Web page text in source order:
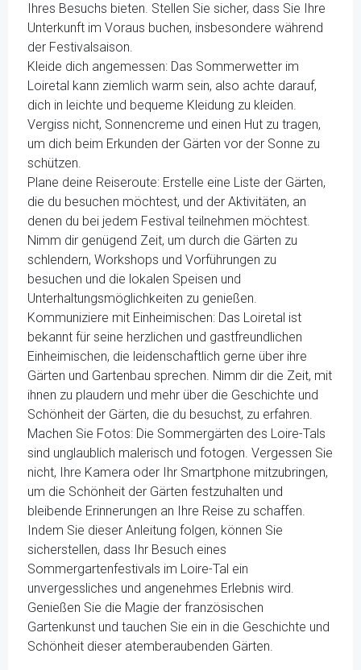
Ihres Besuchs bieten. Stellen Sie sicher, dass Sie Ihre
Unterkunft im Voraus buchen, insbesondere während
der Festivalsaison.
Kleide dich angemessen: Das Sommerwetter im
Loiretal kann ziemlich warm sein, also achte darauf,
dich in leichte und bequeme Kleidung zu kleiden.
Vergiss nicht, Sonnencreme und einen Hut zu tragen,
um dich beim Erkunden der Gärten vor der Sonne zu
schützen.
Plane deine Reiseroute: Erstelle eine Liste der Gärten,
die du besuchen möchtest, und der Aktivitäten, an
denen du bei jedem Festival teilnehmen möchtest.
Nimm dir genügend Zeit, um durch die Gärten zu
schlendern, Workshops und Vorführungen zu
besuchen und die lokalen Speisen und
Unterhaltungsmöglichkeiten zu genießen.
Kommuniziere mit Einheimischen: Das Loiretal ist
bekannt für seine herzlichen und gastfreundlichen
Einheimischen, die leidenschaftlich gerne über ihre
Gärten und Gartenbau sprechen. Nimm dir die Zeit, mit
ihnen zu plaudern und mehr über die Geschichte und
Schönheit der Gärten, die du besuchst, zu erfahren.
Machen Sie Fotos: Die Sommergärten des Loire-Tals
sind unglaublich malerisch und fotogen. Vergessen Sie
nicht, Ihre Kamera oder Ihr Smartphone mitzubringen,
um die Schönheit der Gärten festzuhalten und
bleibende Erinnerungen an Ihre Reise zu schaffen.
Indem Sie dieser Anleitung folgen, können Sie
sicherstellen, dass Ihr Besuch eines
Sommergartenfestivals im Loire-Tal ein
unvergessliches und angenehmes Erlebnis wird.
Genießen Sie die Magie der französischen
Gartenkunst und tauchen Sie ein in die Geschichte und
Schönheit dieser atemberaubenden Gärten.